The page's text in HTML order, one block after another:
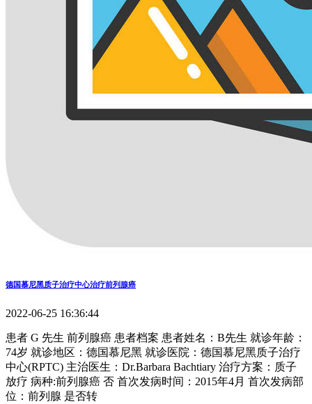
德国慕尼黑质子治疗中心治疗前列腺癌
2022-06-25 16:36:44
患者 G 先生 前列腺癌 患者档案 患者姓名：B先生 就诊年龄：
74岁 就诊地区：德国慕尼黑 就诊医院：德国慕尼黑质子治疗
中心(RPTC) 主治医生：Dr.Barbara Bachtiary 治疗方案：质子
放疗 病种:前列腺癌 否 首次发病时间：2015年4月 首次发病部
位：前列腺 是否转